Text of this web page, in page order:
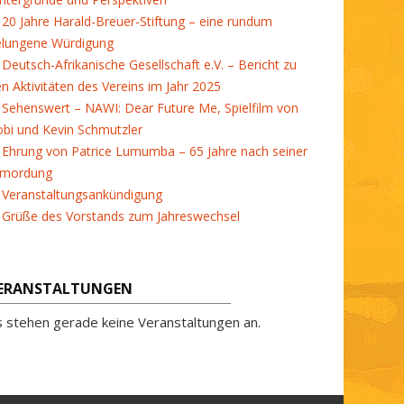
20 Jahre Harald-Breuer-Stiftung – eine rundum
Würdigung
Deutsch-Afrikanische Gesellschaft e.V. – Bericht zu
Aktivitäten des Vereins im Jahr 2025
Sehenswert – NAWI: Dear Future Me, Spielfilm von
und Kevin Schmutzler
Ehrung von Patrice Lumumba – 65 Jahre nach seiner
Veranstaltungsankündigung
Grüße des Vorstands zum Jahreswechsel
stehen gerade keine Veranstaltungen an.